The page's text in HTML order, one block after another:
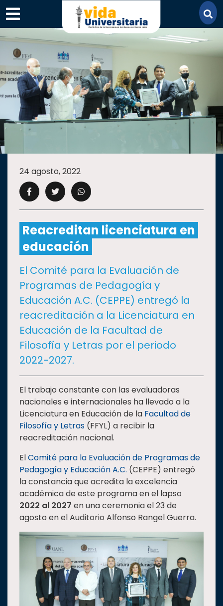
×
SECCIONES
ACADEMIA
CAMPUS UANL
CULTURA
DEPORTES
I+D+IEXPERTOS
SALUD
SUSTENTABILIDAD
TEMAS
Oferta
educativa
Estudiantes
Rectoría
Investigación
Internacionalización
social
Vinculación
Historia
Universiada
Nacional
24 agosto, 2022
Reacreditan licenciatura en
educación
El Comité para la Evaluación de
Programas de Pedagogía y
Educación A.C. (CEPPE) entregó la
reacreditación a la Licenciatura en
Educación de la Facultad de
Filosofía y Letras por el periodo
2022-2027.
El trabajo constante con las evaluadoras
nacionales e internacionales ha llevado a la
Licenciatura en Educación de la Facultad de
Filosofía y Letras (FFYL) a recibir la
reacreditación nacional.
ElComité para la Evaluación de Programas de
Pedagogía y Educación A.C. (CEPPE) entregó
la constancia que acredita la excelencia
académica de este programa en el lapso
2022 al 2027 en una ceremonia el 23 de
agosto en el Auditorio Alfonso Rangel Guerra.